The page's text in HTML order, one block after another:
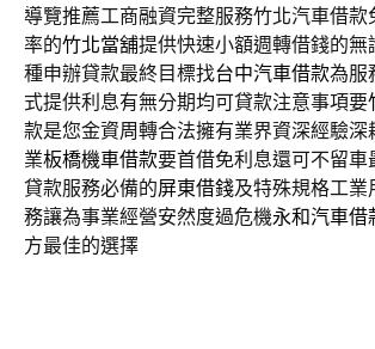
導覽推薦工商融資完整服務竹北汽車借款
率的竹北當舖提供快速小額週轉借錢的無
種申辦貸款最終目標找台中汽車借款為服
式提供利息有無分期均可貸款注意事項要
款是您金資周轉合法擁有業界資深經驗深
業板橋機車借款要首借免利息還可不留車
貸款服務必備的屏東借錢及特殊規格工
務讓為事業經營安然度過危機永和汽車借
方最佳的選擇